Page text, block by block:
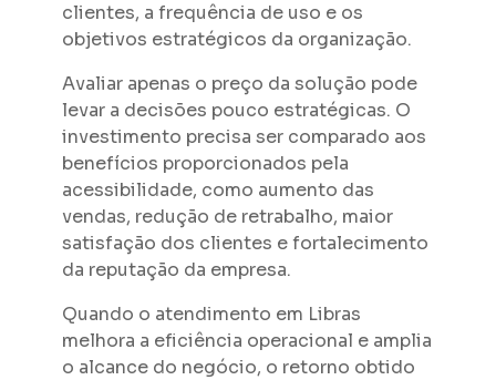
clientes, a frequência de uso e os
objetivos estratégicos da organização.
Avaliar apenas o preço da solução pode
levar a decisões pouco estratégicas. O
investimento precisa ser comparado aos
benefícios proporcionados pela
acessibilidade, como aumento das
vendas, redução de retrabalho, maior
satisfação dos clientes e fortalecimento
da reputação da empresa.
Quando o atendimento em Libras
melhora a eficiência operacional e amplia
o alcance do negócio, o retorno obtido